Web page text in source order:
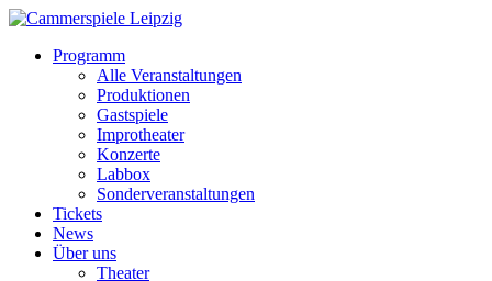
Programm
Alle Veranstaltungen
Produktionen
Gastspiele
Improtheater
Konzerte
Labbox
Sonderveranstaltungen
Tickets
News
Über uns
Theater